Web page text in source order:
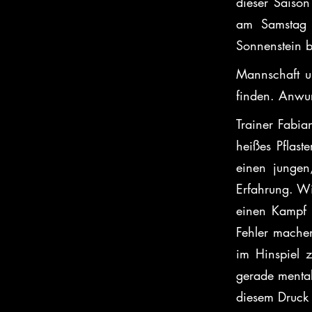
am
Sonnenstein
Mannschaft
finden.
Trainer
heißes
einen
Erfahrung.
einen
Fehler
im Hinspiel
gerade
diesem